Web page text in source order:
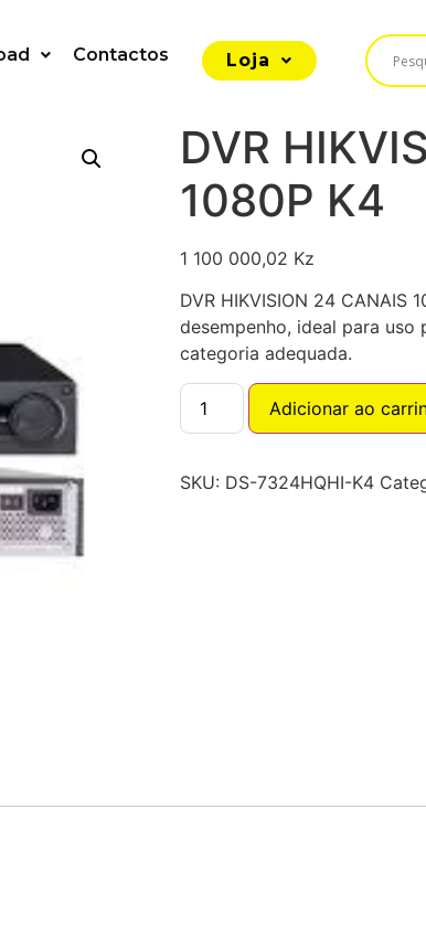
Contactos Loja
DVR
1080P K4
1 100 000,02 Kz
DVR HIKVISION 24 CANAIS
desempenho, ideal para
categoria adequada.
Adicionar ao
SKU: DS-7324HQHI-K4